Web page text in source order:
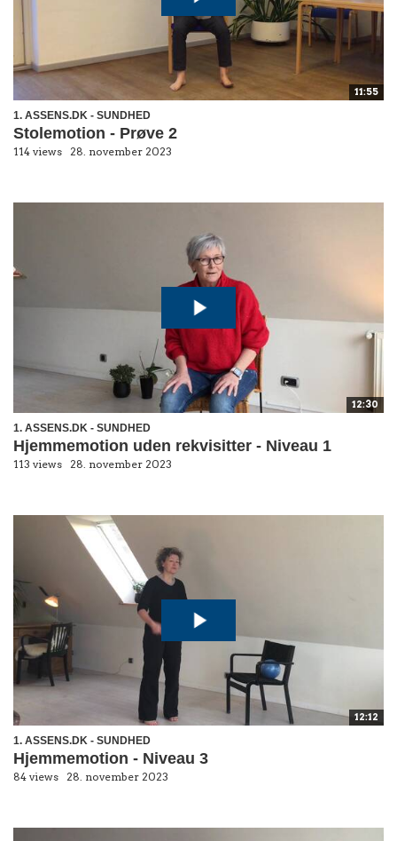
11:55
1. ASSENS.DK - SUNDHED
Stolemotion - Prøve 2
114 views 28. november 2023
12:30
1. ASSENS.DK - SUNDHED
Hjemmemotion uden rekvisitter - Niveau 1
113 views 28. november 2023
12:12
1. ASSENS.DK - SUNDHED
Hjemmemotion - Niveau 3
84 views 28. november 2023